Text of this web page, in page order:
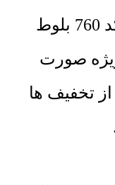
خرید پارکت لمینت آرتا کد 760 بلوط
صورت
تخفیف ها